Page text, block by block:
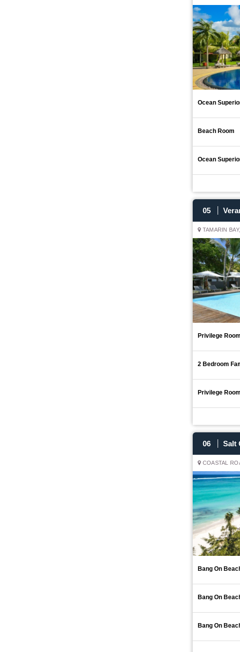
Ocean
Beach Room
Ocean
05
TAMARIN
Privilege Room
2 Bedroom
Privilege Room
06 Salt
COASTAL
Bang On
Bang On
Bang On